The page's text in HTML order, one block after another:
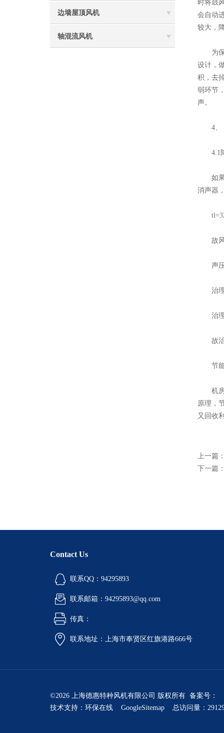
边墙屋顶风机
轴混流风机
时将鼓
会自动
较大，
为保
设计，
积，去
弱环节
声。
4、
4.1降
如果
消声器
故风
声压
治理
治理
故治
节能
机房
原理，
又回收
上一篇
下一篇
Contact Us
联系QQ：94295893
联系邮箱：94295893@qq.com
传真：
联系地址：上海市奉贤区红旗港路666号
©2026 上海德惠特种风机有限公司 版权所有 备案号：
技术支持： 环保在线 GoogleSitemap 总访问量：